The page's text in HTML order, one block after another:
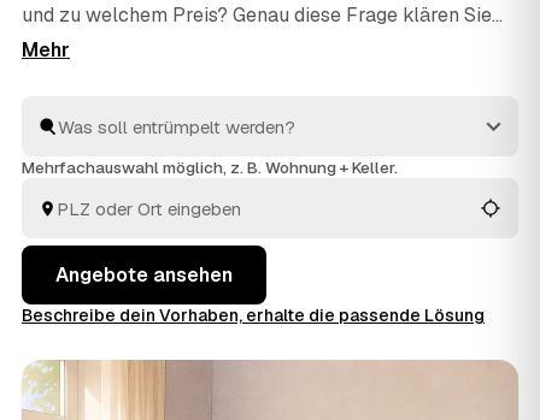
und zu welchem Preis? Genau diese Frage klären Sie
mit AWL in einer einzigen Anfrage: Sie schildern den
ihrem Festpreis. Räumen, fachgerecht entsorgen und
besenrein an den Vermieter übergeben gehört bei allen
besten passt.
Mehrfachauswahl möglich, z. B. Wohnung + Keller.
Angebote ansehen
Beschreibe dein Vorhaben, erhalte die passende Lösung